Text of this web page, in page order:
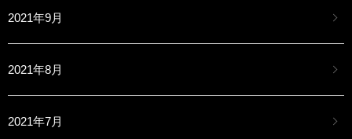
2021年9月
2021年8月
2021年7月